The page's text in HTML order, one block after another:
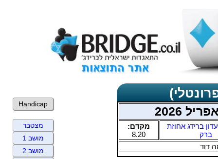
2026
ברידג אחוזת
ברק
מקדם:
8.20
דוד
Handicap
מצטבר
מושב 1
מושב 2